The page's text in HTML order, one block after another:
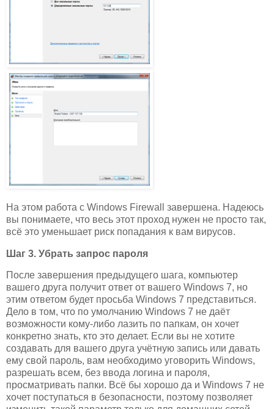
На этом работа с Windows Firewall завершена. Надеюсь
вы понимаете, что весь этот проход нужен не просто так,
всё это уменьшает риск попадания к вам вирусов.
Шаг 3. Убрать запрос пароля
После завершения предыдущего шага, компьютер
вашего друга получит ответ от вашего Windows 7, но
этим ответом будет просьба Windows 7 представиться.
Дело в том, что по умолчанию Windows 7 не даёт
возможности кому-либо лазить по папкам, он хочет
конкретно знать, кто это делает. Если вы не хотите
создавать для вашего друга учётную запись или давать
ему свой пароль, вам необходимо уговорить Windows,
разрешать всем, без ввода логина и пароля,
просматривать папки. Всё бы хорошо да и Windows 7 не
хочет поступаться в безопасности, поэтому позволяет